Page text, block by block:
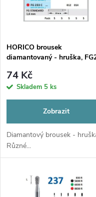
p
r
o
d
u
s
p
r
o
d
u
HORICO brousek
diamantovaný - hruška,
74 Kč
Skladem 5 ks
Zobrazit
Diamantový brousek -
Různé...